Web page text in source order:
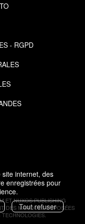
internet, des
enregistrées pour
Tout refuser
- RGPD
ET NUXOS PUBLISHING
DES MARQUES DÉPOSÉES
TECHNOLOGIES.